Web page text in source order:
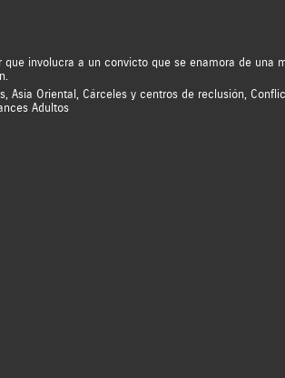
involucra a un convicto que se enamora de una
, Asia Oriental , Cárceles y centros de reclusión,
Adultos